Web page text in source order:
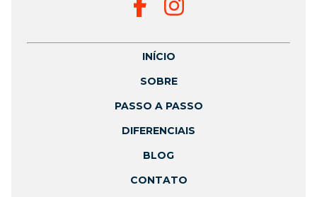
INÍCIO
SOBRE
PASSO A PASSO
DIFERENCIAIS
BLOG
CONTATO